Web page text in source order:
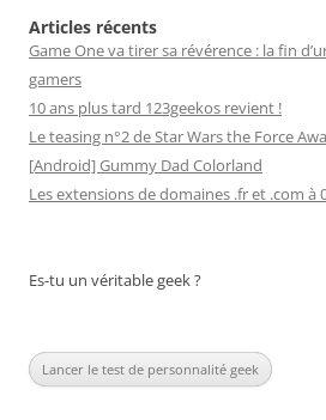
Articles récents
Game One va tirer sa révérence : la fin
gamers
10 ans plus tard 123geekos revient !
Le teasing n°2 de Star Wars the Force
[Android] Gummy Dad Colorland
Les extensions de domaines .fr et .com à
Es-tu un véritable geek ?
Lancer le test de personnalité geek